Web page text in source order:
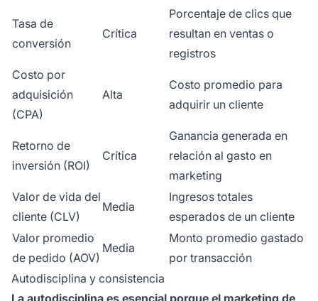
Tasa de
conversión
Crítica
Porcentaje de clics que
resultan en ventas o
registros
Costo por
adquisición
(CPA)
Alta
Costo promedio para
adquirir un cliente
Retorno de
inversión (ROI)
Crítica
Ganancia generada en
relación al gasto en
marketing
Valor de vida del
cliente (CLV)
Media
Ingresos totales
esperados de un cliente
Valor promedio
de pedido (AOV)
Media
Monto promedio gastado
por transacción
Autodisciplina y consistencia
La autodisciplina es esencial porque el marketing de